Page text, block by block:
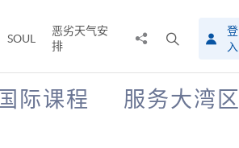
SOUL
恶劣天气安
排
搜
寻
介
登
入
国际课程 服务大湾区